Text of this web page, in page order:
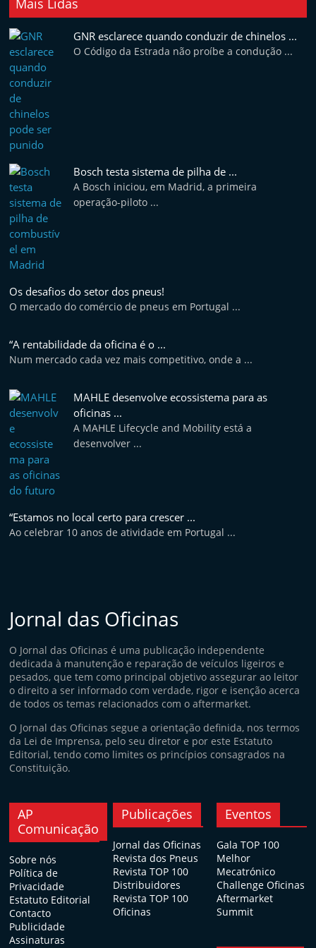
Mais Lidas
GNR esclarece quando conduzir de chinelos ...
O Código da Estrada não proíbe a condução ...
Bosch testa sistema de pilha de ...
A Bosch iniciou, em Madrid, a primeira
operação-piloto ...
Os desafios do setor dos pneus!
O mercado do comércio de pneus em Portugal ...
“A rentabilidade da oficina é o ...
Num mercado cada vez mais competitivo, onde a ...
MAHLE desenvolve ecossistema para as
oficinas ...
A MAHLE Lifecycle and Mobility está a
desenvolver ...
“Estamos no local certo para crescer ...
Ao celebrar 10 anos de atividade em Portugal ...
Jornal das Oficinas
O Jornal das Oficinas é uma publicação independente
dedicada à manutenção e reparação de veículos ligeiros e
pesados, que tem como principal objetivo assegurar ao leitor
o direito a ser informado com verdade, rigor e isenção acerca
de todos os temas relacionados com o aftermarket.
O Jornal das Oficinas segue a orientação definida, nos termos
da Lei de Imprensa, pelo seu diretor e por este Estatuto
Editorial, tendo como limites os princípios consagrados na
Constituição.
AP
Comunicação
Sobre nós
Política de
Privacidade
Estatuto Editorial
Contacto
Publicidade
Assinaturas
Publicações
Jornal das Oficinas
Revista dos Pneus
Revista TOP 100
Distribuidores
Revista TOP 100
Oficinas
Eventos
Gala TOP 100
Melhor
Mecatrónico
Challenge Oficinas
Aftermarket
Summit